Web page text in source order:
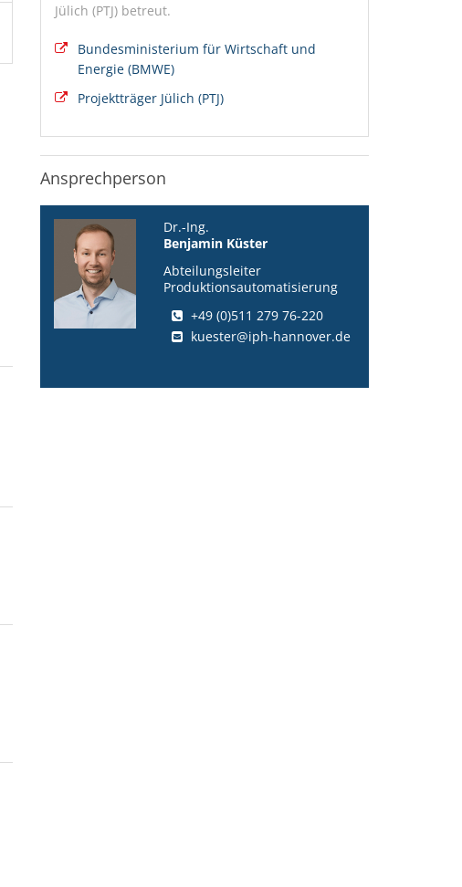
Jülich (PTJ) betreut.
Bundesministerium für Wirtschaft und
Energie (BMWE)
Projektträger Jülich (PTJ)
Ansprechperson
Dr.-Ing.
Benjamin Küster
Abteilungsleiter
Produktionsautomatisierung
+49 (0)511 279 76-220
kuester@iph-hannover.de